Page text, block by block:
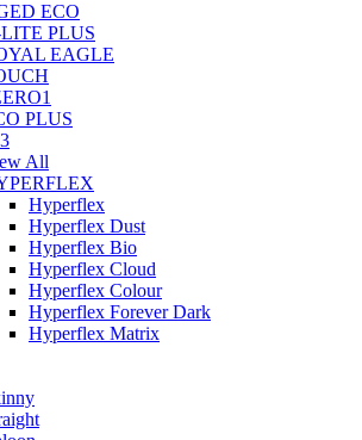
ECO
PLUS
EAGLE
PLUS
All
Hyperflex
Hyperflex Dust
Hyperflex Bio
Hyperflex Cloud
Hyperflex Colour
Hyperflex Forever Dark
Hyperflex Matrix